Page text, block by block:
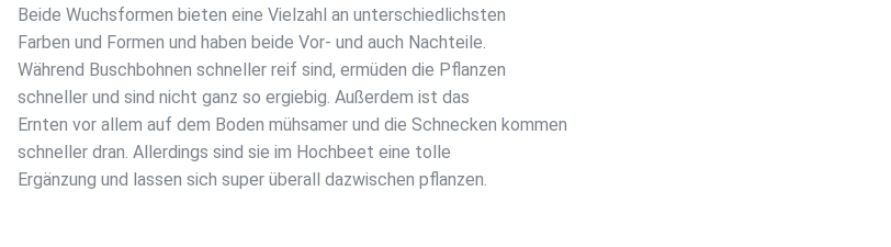
Beide Wuchsformen bieten eine Vielzahl an unterschiedlichsten
Farben und Formen und haben beide Vor- und auch Nachteile.
Während Buschbohnen schneller reif sind, ermüden die Pflanzen
schneller und sind nicht ganz so ergiebig. Außerdem ist das
Ernten vor allem auf dem Boden mühsamer und die Schnecken kommen
schneller dran. Allerdings sind sie im Hochbeet eine tolle
Ergänzung und lassen sich super überall dazwischen pflanzen.